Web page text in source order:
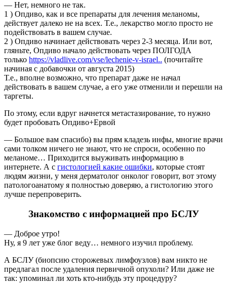
— Нет, немного не так.
1 ) Опдиво, как и все препараты для лечения меланомы,
действует далеко не на всех. Т.е., лекарство могло просто не
подействовать в вашем случае.
2 ) Опдиво начинает действовать через 2-3 месяца. Или вот,
гляньте, Опдиво начало действовать через ПОЛГОДА
только https://vladlive.com/vse/lechenie-v-israel.. (почитайте
начиная с добавочки от августа 2015)
Т.е., вполне возможно, что препарат даже не начал
действовать в вашем случае, а его уже отменили и перешли на
таргеты.
По этому, если вдруг начнется метастазирование, то нужно
будет пробовать Опдиво+Ервой
— Большое вам спасибо) вы прям кладезь инфы, многие врачи
сами толком ничего не знают, что не спроси, особенно по
меланоме… Приходится выуживать информацию в
интернете. А с гистологией какие ошибки, которые стоят
людям жизни, у меня дерматолог онколог говорит, вот этому
патологоанатому я полностью доверяю, а гистологию этого
лучше перепроверить.
Знакомство с информацией про БСЛУ
— Доброе утро!
Ну, я 9 лет уже блог веду… немного изучил проблему.
А БСЛУ (биопсию сторожевых лимфоузлов) вам никто не
предлагал после удаления первичной опухоли? Или даже не
так: упоминал ли хоть кто-нибудь эту процедуру?